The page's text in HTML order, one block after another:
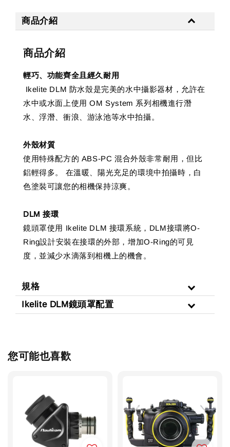
商品介紹
商品介紹
輕巧、功能齊全且經久耐用
Ikelite DLM 防水殼是完美的水中攝影器材，允許在
水中或水面上使用 OM System 系列相機進行潛
水、浮潛、衝浪、游泳池等水中拍攝。
外殼材質
使用特殊配方的 ABS-PC 混合外殼非常耐用，但比
鋁輕得多。 在溫暖、陽光充足的環境中拍攝時，白
色塗裝可讓您的相機保持涼爽。
DLM 接環
鏡頭罩使用 Ikelite DLM 接環系統，DLM接環將O-
Ring設計安裝在接環的外部，增加O-Ring的可見
度，並減少水滴落到相機上的機會。
規格
Ikelite DLM鏡頭罩配置
您可能也喜歡